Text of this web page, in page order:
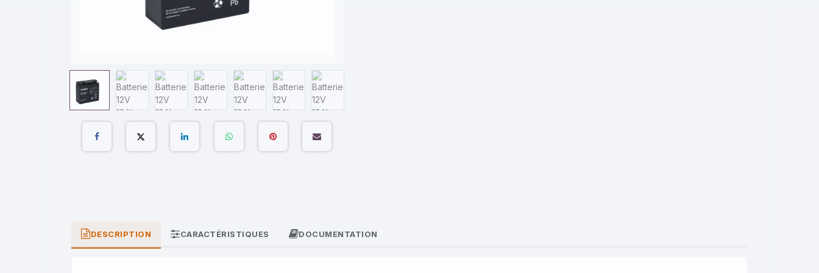
DESCRIPTION CARACTÉRISTIQUES DOCUMENTATION